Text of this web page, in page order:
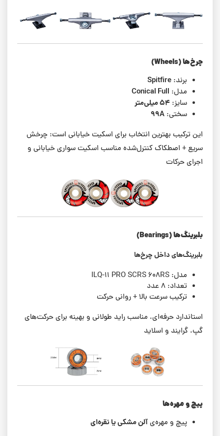
چرخ‌ها (Wheels)
برند: Spitfire
مدل: Conical Full
سایز: ۵۴ میلی‌متر
سختی: 99A
این ترکیب بهترین انتخاب برای اسکیت خیابانی است: چرخش
سریع + اصطکاک کنترل‌شده مناسب اسکیت سواری خیابانی و
اجرای حرکات
بلبرینگ‌ها (Bearings)
بلبرینگ‌های داخل چرخ‌ها
مدل: ILQ-11 PRO SCRS 608RS
تعداد: ۸ عدد
ترکیب سرعت بالا + روانی حرکت
استاندارد حرفه‌ای، مناسب راید طولانی و بهینه برای حرکت‌های
گپ، گرایند و اسلاید
پیچ و مهره‌ها
پیچ و مهره‌یآلن مشکی یا نقره‌ای